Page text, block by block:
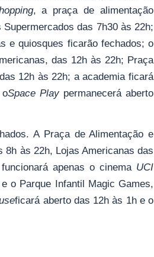
, a praça de alimentação
das 7h30 às 22h;
e quiosques ficarão fechados; o
das 12h às 22h; Praça
12h às 22h; a academia ficará
Space Playpermanecerá aberto
A Praça de Alimentação e
8h às 22h, Lojas Americanas das
apenas o cinema UCI
o Parque Infantil Magic Games,
ficará aberto das 12h às 1h e o